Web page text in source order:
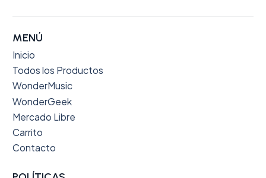
MENÚ
Inicio
Todos los Productos
WonderMusic
WonderGeek
Mercado Libre
Carrito
Contacto